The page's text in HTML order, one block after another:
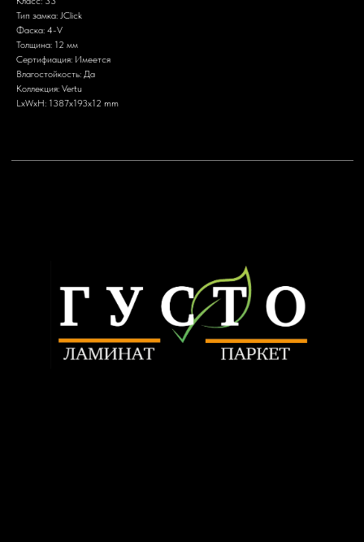
Тип замка: JClick
Фаска: 4-V
Толщина: 12 мм
Сертифиация: Имеется
Влагостойкость: Да
Коллекция: Vertu
LxWxH: 1387x193x12 mm
Политика конфиденциальности
www.trunilinnikita.ru